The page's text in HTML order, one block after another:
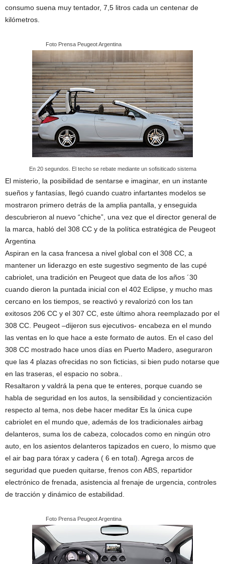
consumo suena muy tentador, 7,5 litros cada un centenar de
kilómetros.
Foto Prensa Peugeot Argentina…………………….
En 20 segundos. El techo se rebate mediante un sofisiticado sistema
El misterio, la posibilidad de sentarse e imaginar, en un instante
sueños y fantasías, llegó cuando cuatro infartantes modelos se
mostraron primero detrás de la amplia pantalla, y enseguida
descubrieron al nuevo “chiche”, una vez que el director general de
la marca, habló del 308 CC y de la política estratégica de Peugeot
Argentina
Aspiran en la casa francesa a nivel global con el 308 CC, a
mantener un liderazgo en este sugestivo segmento de las cupé
cabriolet, una tradición en Peugeot que data de los años ´30
cuando dieron la puntada inicial con el 402 Eclipse, y mucho mas
cercano en los tiempos, se reactivó y revalorizó con los tan
exitosos 206 CC y el 307 CC, este último ahora reemplazado por el
308 CC. Peugeot –dijeron sus ejecutivos- encabeza en el mundo
las ventas en lo que hace a este formato de autos. En el caso del
308 CC mostrado hace unos días en Puerto Madero, aseguraron
que las 4 plazas ofrecidas no son ficticias, si bien pudo notarse que
en las traseras, el espacio no sobra..
Resaltaron y valdrá la pena que te enteres, porque cuando se
habla de seguridad en los autos, la sensibilidad y concientización
respecto al tema, nos debe hacer meditar Es la única cupe
cabriolet en el mundo que, además de los tradicionales airbag
delanteros, suma los de cabeza, colocados como en ningún otro
auto, en los asientos delanteros tapizados en cuero, lo mismo que
el air bag para tórax y cadera ( 6 en total). Agrega arcos de
seguridad que pueden quitarse, frenos con ABS, repartidor
electrónico de frenada, asistencia al frenaje de urgencia, controles
de tracción y dinámico de estabilidad.
Foto Prensa Peugeot Argentina…………………….